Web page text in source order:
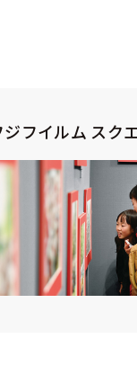
ジフイルム スク